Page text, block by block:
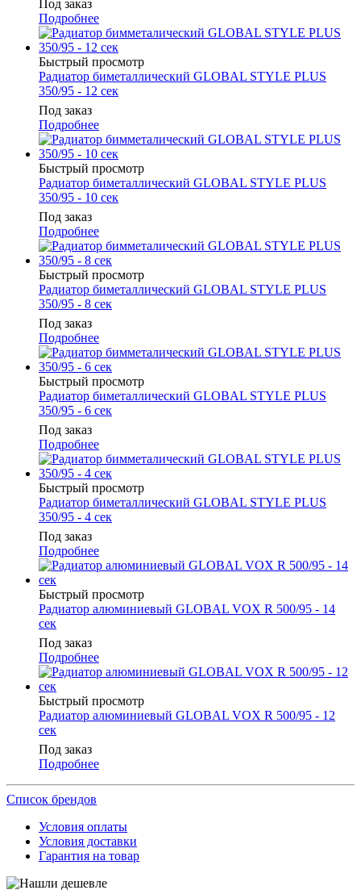
Под заказ
Подробнее
Быстрый просмотр
Радиатор биметаллический GLOBAL STYLE PLUS
350/95 - 12 сек
Под заказ
Подробнее
Быстрый просмотр
Радиатор биметаллический GLOBAL STYLE PLUS
350/95 - 10 сек
Под заказ
Подробнее
Быстрый просмотр
Радиатор биметаллический GLOBAL STYLE PLUS
350/95 - 8 сек
Под заказ
Подробнее
Быстрый просмотр
Радиатор биметаллический GLOBAL STYLE PLUS
350/95 - 6 сек
Под заказ
Подробнее
Быстрый просмотр
Радиатор биметаллический GLOBAL STYLE PLUS
350/95 - 4 сек
Под заказ
Подробнее
Быстрый просмотр
Радиатор алюминиевый GLOBAL VOX R 500/95 - 14
сек
Под заказ
Подробнее
Быстрый просмотр
Радиатор алюминиевый GLOBAL VOX R 500/95 - 12
сек
Под заказ
Подробнее
Список брендов
Условия оплаты
Условия доставки
Гарантия на товар